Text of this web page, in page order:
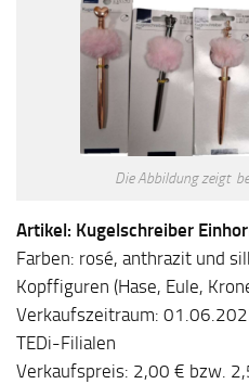
Die Abbildung zeigt
Artikel: Kugelschreiber
Farben: rosé, anthrazit und
Kopffiguren (Hase, Eule,
Verkaufszeitraum:
TEDi-Filialen
Verkaufspreis: 2,00 € bzw.